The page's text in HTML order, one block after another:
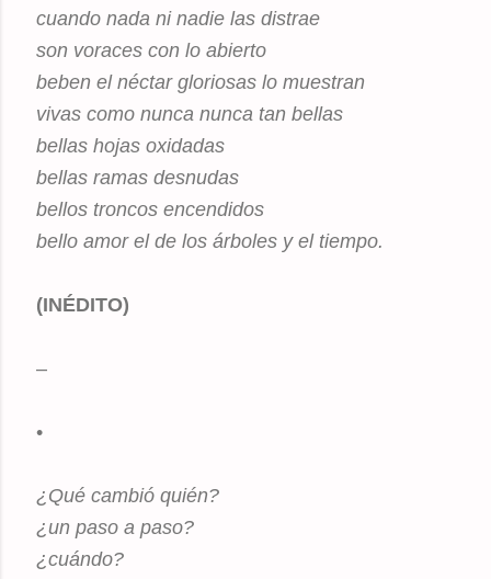
cuando nada ni nadie las distrae
son voraces con lo abierto
beben el néctar gloriosas lo muestran
vivas como nunca nunca tan bellas
bellas hojas oxidadas
bellas ramas desnudas
bellos troncos encendidos
bello amor el de los árboles y el tiempo.
(INÉDITO)
–
•
¿Qué cambió quién?
¿un paso a paso?
¿cuándo?